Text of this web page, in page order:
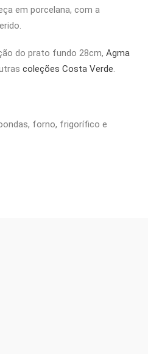
em porcelana, com a
do prato fundo 28cm, Agma
coleções Costa Verde.
forno, frigorífico e